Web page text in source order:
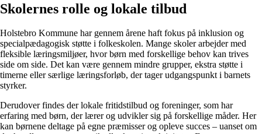
Skolernes rolle og lokale tilbud
Holstebro Kommune har gennem årene haft fokus på inklusion og
specialpædagogisk støtte i folkeskolen. Mange skoler arbejder med
fleksible læringsmiljøer, hvor børn med forskellige behov kan trives
side om side. Det kan være gennem mindre grupper, ekstra støtte i
timerne eller særlige læringsforløb, der tager udgangspunkt i barnets
styrker.
Derudover findes der lokale fritidstilbud og foreninger, som har
erfaring med børn, der lærer og udvikler sig på forskellige måder. Her
kan børnene deltage på egne præmisser og opleve succes – uanset om